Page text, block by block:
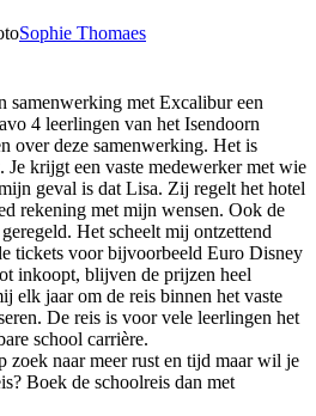
Sophie Thomaes
samenwerking met Excalibur een
4 leerlingen van het Isendoorn
over deze samenwerking. Het is
Je krijgt een vaste medewerker met wie
geval is dat Lisa. Zij regelt het hotel
rekening met mijn wensen. Ook de
Het scheelt mij ontzettend
tickets voor bijvoorbeeld Euro Disney
inkoopt, blijven de prijzen heel
elk jaar om de reis binnen het vaste
De reis is voor vele leerlingen het
school carrière.
zoek naar meer rust en tijd maar wil je
Boek de schoolreis dan met